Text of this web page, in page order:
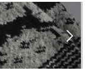
NEXT